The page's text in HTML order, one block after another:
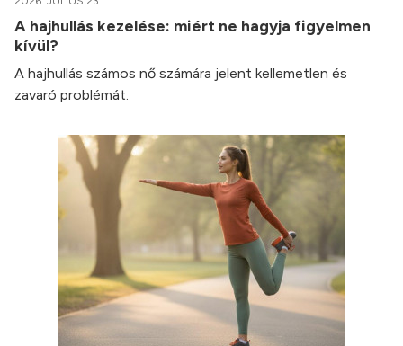
A hajhullás kezelése: miért ne hagyja figyelmen
kívül?
A hajhullás számos nő számára jelent kellemetlen és
zavaró problémát.